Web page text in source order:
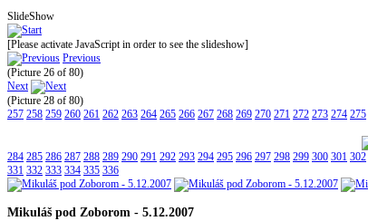
SlideShow
[Please activate JavaScript in order to see the slideshow]
Previous
(Picture 26 of 80)
Next
(Picture 28 of 80)
257 258 259 260 261 262 263 264 265 266 267 268 269 270 271 272 273 274 275
284 285 286 287 288 289 290 291 292 293 294 295 296 297 298 299 300 301 302
331 332 333 334 335 336
Mikuláš pod Zoborom - 5.12.2007